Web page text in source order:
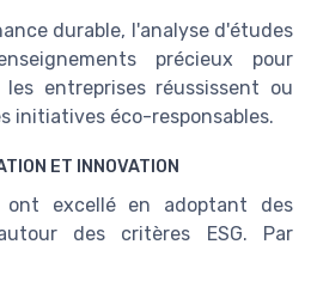
durable, l'analyse d'études
précieux pour
entreprises réussissent ou
initiatives éco-responsables.
ET INNOVATION
ont excellé en adoptant des
des critères ESG. Par